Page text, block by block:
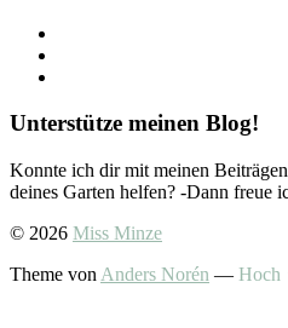
Unterstütze meinen Blog!
Konnte ich dir mit meinen
deines Garten helfen? -Dann freue
© 2026 Miss Minze
Theme von Anders Norén — Hoch